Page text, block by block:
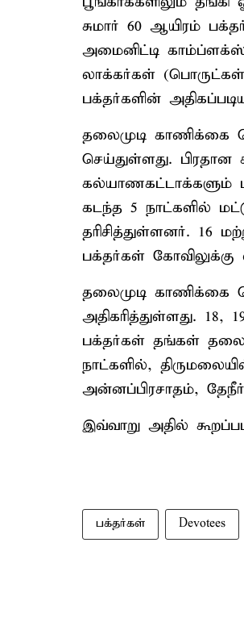
சுமார் 60 ஆயிரம்
அமைனிட்டி
லாக்கர்கள்
பக்தர்களின்
தலைமுடி காணிக்கை
செய்துள்ளது. பிரதான
கல்யாணகட்டாக்களும்
கடந்த 5 நாட்களில்
தரிசித்துள்ளனர். 16
பக்தர்கள் கோவிலுக்கு
தலைமுடி காணிக்கை
அதிகரித்துள்ளது.
பக்தர்கள் தங்கள்
நாட்களில்,
அன்னப்பிரசாதம்,
இவ்வாறு அதில்
பக்தர்கள் Devotees